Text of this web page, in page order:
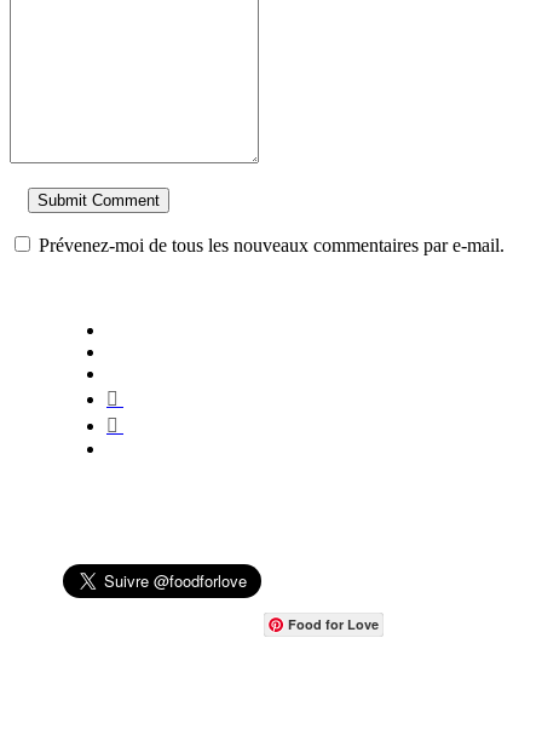
Prévenez-moi de tous les nouveaux commentaires par e-mail.
Food for Love